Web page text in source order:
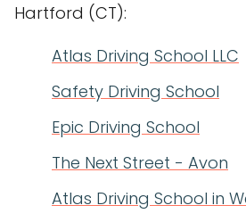
Hartford (CT):
Atlas Driving School LLC
Safety Driving School
Epic Driving School
The Next Street - Avon
Atlas Driving School in